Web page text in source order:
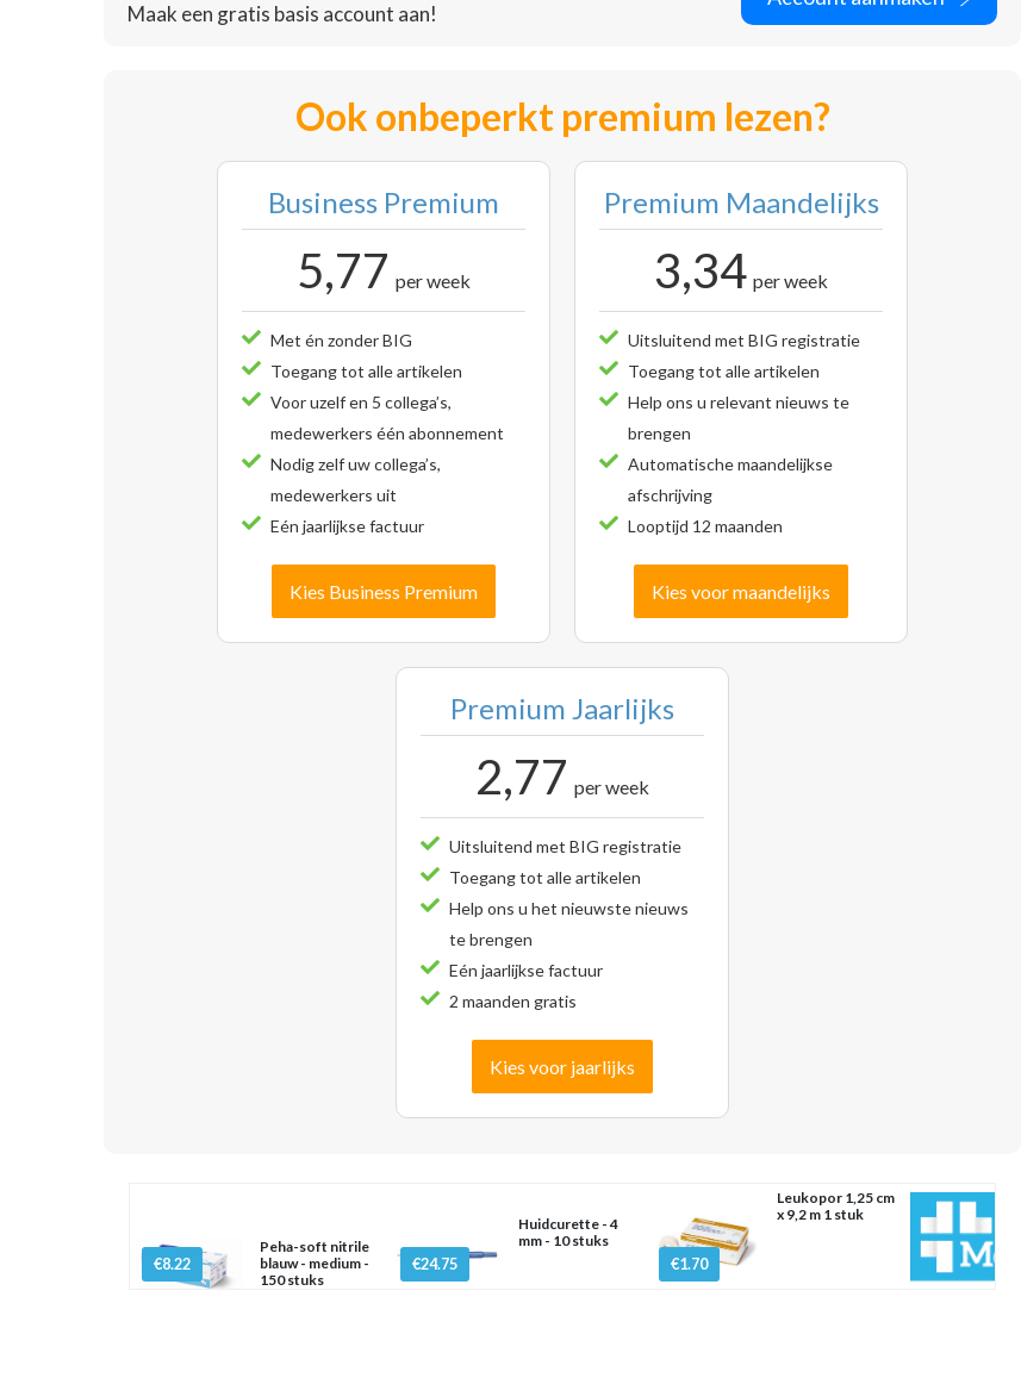
Maak een gratis basis account aan!
Ook onbeperkt premium lezen?
Business Premium
5,77 per week
Met én zonder BIG
Toegang tot alle artikelen
Voor uzelf en 5 collega’s,
medewerkers één abonnement
Nodig zelf uw collega’s,
medewerkers uit
Eén jaarlijkse factuur
Kies Business Premium
Premium Maandelijks
3,34 per week
Uitsluitend met BIG registratie
Toegang tot alle artikelen
Help ons u relevant nieuws te
brengen
Automatische maandelijkse
afschrijving
Looptijd 12 maanden
Kies voor maandelijks
Premium Jaarlijks
2,77 per week
Uitsluitend met BIG registratie
Toegang tot alle artikelen
Help ons u het nieuwste nieuws
te brengen
Eén jaarlijkse factuur
2 maanden gratis
Kies voor jaarlijks
€8.22
Peha-soft nitrile
blauw - medium -
150 stuks
€24.75
Huidcurette - 4
mm - 10 stuks
€1.70
Leukopor 1,25 cm
x 9,2 m 1 stuk